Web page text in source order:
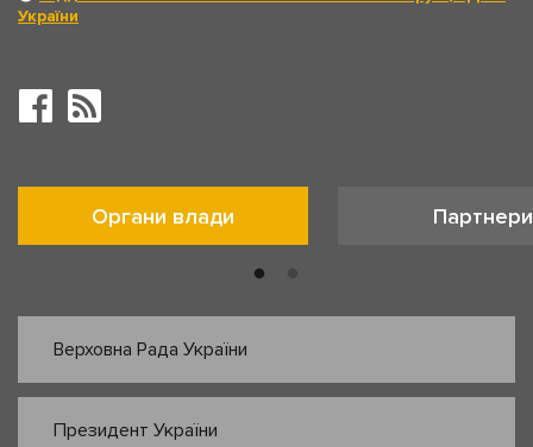
України
Органи влади Партнери
Верховна Рада України
Президент України